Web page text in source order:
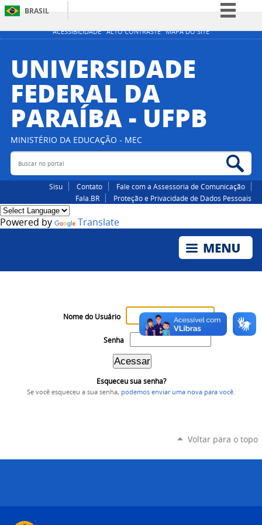
ACESSIBILIDADE ALTO CONTRASTE MAPA DO SITE
BRASIL
Simplifique!
Participe
Acesso à informação
Canais
UNIVERSIDADE
FEDERAL DA
PARAÍBA - UFPB
MINISTÉRIO DA EDUCAÇÃO - MEC
Buscar no portal
Sisu Contato
Fale com a Assessoria de Comunicação
Fala.BR
Proteção e Privacidade de Dados Pessoais
Powered by Translate
Nome do Usuário
Senha
Esqueceu sua senha?
Se você esqueceu a sua senha, podemos enviar uma nova para você
Voltar para o topo